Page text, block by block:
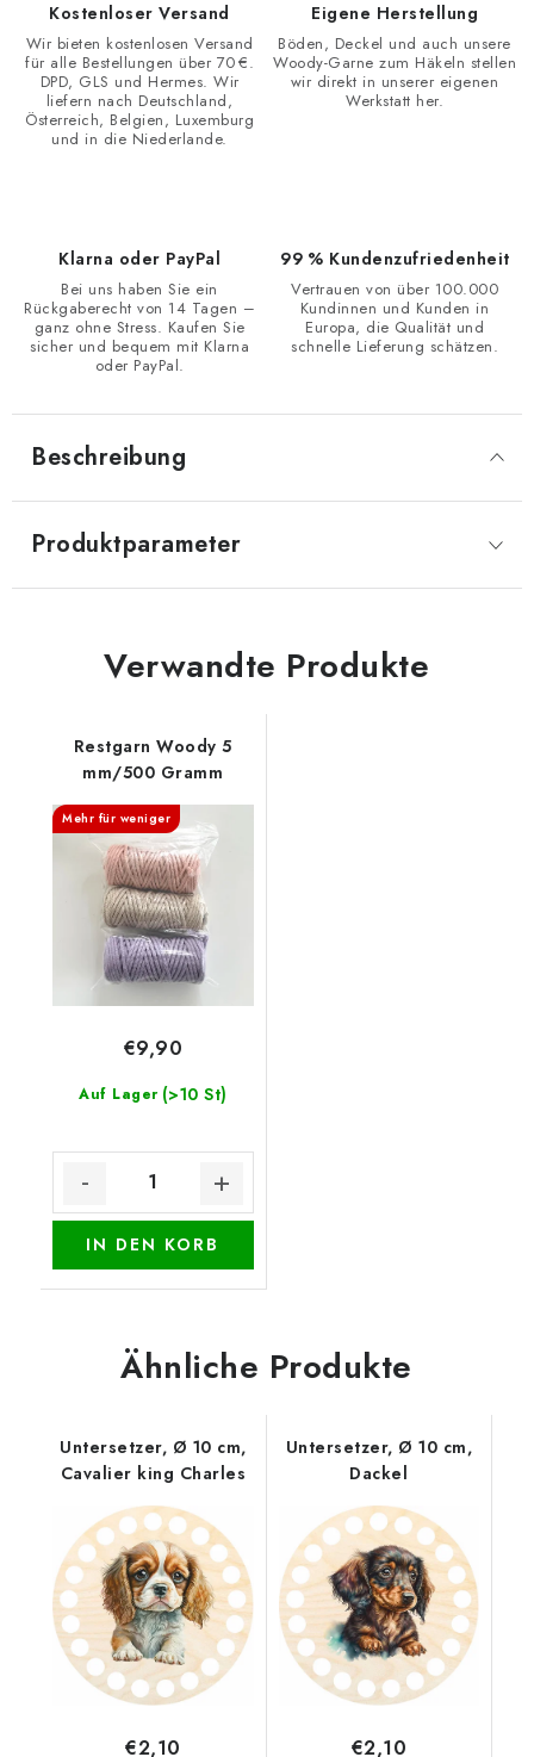
Kostenloser Versand
Wir bieten kostenlosen Versand
für alle Bestellungen über 70 €.
DPD, GLS und Hermes. Wir
liefern nach Deutschland,
Österreich, Belgien, Luxemburg
und in die Niederlande.
Eigene Herstellung
Böden, Deckel und auch unsere
Woody-Garne zum Häkeln stellen
wir direkt in unserer eigenen
Werkstatt her.
Klarna oder PayPal
Bei uns haben Sie ein
Rückgaberecht von 14 Tagen –
ganz ohne Stress. Kaufen Sie
sicher und bequem mit Klarna
oder PayPal.
99 % Kundenzufriedenheit
Vertrauen von über 100.000
Kundinnen und Kunden in
Europa, die Qualität und
schnelle Lieferung schätzen.
Beschreibung
Produktparameter
Verwandte Produkte
Restgarn Woody 5
mm/500 Gramm
Mehr für weniger
Auf Lager (>10 St)
€9,90
IN DEN KORB
Ähnliche Produkte
Untersetzer, Ø 10 cm,
Cavalier king Charles
€2,10
Untersetzer, Ø 10 cm,
Dackel
€2,10